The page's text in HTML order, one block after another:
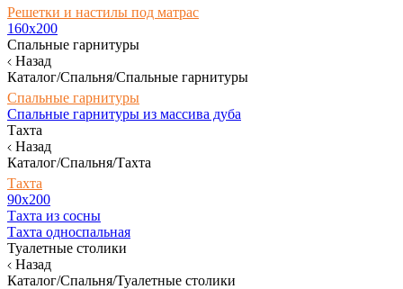
Решетки и настилы под матрас
160х200
Спальные гарнитуры
Назад
Каталог/Спальня/Спальные гарнитуры
Спальные гарнитуры
Спальные гарнитуры из массива дуба
Тахта
Назад
Каталог/Спальня/Тахта
Тахта
90х200
Тахта из сосны
Тахта односпальная
Туалетные столики
Назад
Каталог/Спальня/Туалетные столики